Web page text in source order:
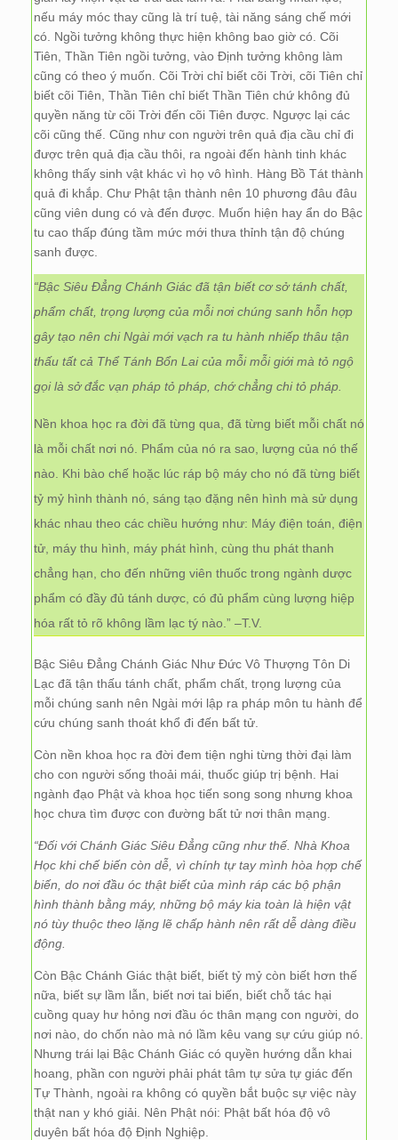
nếu máy móc thay cũng là trí tuệ, tài năng sáng chế mới
có. Ngồi tưởng không thực hiện không bao giờ có. Cõi
Tiên, Thần Tiên ngồi tưởng, vào Định tưởng không làm
cũng có theo ý muốn. Cõi Trời chỉ biết cõi Trời, cõi Tiên chỉ
biết cõi Tiên, Thần Tiên chỉ biết Thần Tiên chứ không đủ
quyền năng từ cõi Trời đến cõi Tiên được. Ngược lại các
cõi cũng thế. Cũng như con người trên quả địa cầu chỉ đi
được trên quả địa cầu thôi, ra ngoài đến hành tinh khác
không thấy sinh vật khác vì họ vô hình. Hàng Bồ Tát thành
quả đi khắp. Chư Phật tận thành nên 10 phương đâu đâu
cũng viên dung có và đến được. Muốn hiện hay ẩn do Bậc
tu cao thấp đúng tầm mức mới thưa thỉnh tận độ chúng
sanh được.
“Bậc Siêu Đẳng Chánh Giác đã tận biết cơ sở tánh chất,
phẩm chất, trọng lượng của mỗi nơi chúng sanh hỗn hợp
gây tạo nên chi Ngài mới vạch ra tu hành nhiếp thâu tận
thấu tất cả Thể Tánh Bổn Lai của mỗi mỗi giới mà tỏ ngộ
gọi là sở đắc vạn pháp tỏ pháp, chớ chẳng chi tỏ pháp.
Nền khoa học ra đời đã từng qua, đã từng biết mỗi chất nó
là mỗi chất nơi nó. Phẩm của nó ra sao, lượng của nó thế
nào. Khi bào chế hoặc lúc ráp bộ máy cho nó đã từng biết
tỷ mỷ hình thành nó, sáng tạo đặng nên hình mà sử dụng
khác nhau theo các chiều hướng như: Máy điện toán, điện
tử, máy thu hình, máy phát hình, cùng thu phát thanh
chẳng hạn, cho đến những viên thuốc trong ngành dược
phẩm có đầy đủ tánh dược, có đủ phẩm cùng lượng hiệp
hóa rất tỏ rõ không lầm lạc tý nào.” –T.V.
Bậc Siêu Đẳng Chánh Giác Như Đức Vô Thượng Tôn Di
Lạc đã tận thấu tánh chất, phẩm chất, trọng lượng của
mỗi chúng sanh nên Ngài mới lập ra pháp môn tu hành để
cứu chúng sanh thoát khổ đi đến bất tử.
Còn nền khoa học ra đời đem tiện nghi từng thời đại làm
cho con người sống thoải mái, thuốc giúp trị bệnh. Hai
ngành đạo Phật và khoa học tiến song song nhưng khoa
học chưa tìm được con đường bất tử nơi thân mạng.
“Đối với Chánh Giác Siêu Đẳng cũng như thế. Nhà Khoa
Học khi chế biến còn dễ, vì chính tự tay mình hòa hợp chế
biến, do nơi đầu óc thật biết của mình ráp các bộ phận
hình thành bằng máy, những bộ máy kia toàn là hiện vật
nó tùy thuộc theo lặng lẽ chấp hành nên rất dễ dàng điều
động.
Còn Bậc Chánh Giác thật biết, biết tỷ mỷ còn biết hơn thế
nữa, biết sự lầm lẫn, biết nơi tai biến, biết chỗ tác hại
cuồng quay hư hỏng nơi đầu óc thân mạng con người, do
nơi nào, do chốn nào mà nó lầm kêu vang sự cứu giúp nó.
Nhưng trái lại Bậc Chánh Giác có quyền hướng dẫn khai
hoang, phần con người phải phát tâm tự sửa tự giác đến
Tự Thành, ngoài ra không có quyền bắt buộc sự việc này
thật nan y khó giải. Nên Phật nói: Phật bất hóa độ vô
duyên bất hóa độ Định Nghiệp.